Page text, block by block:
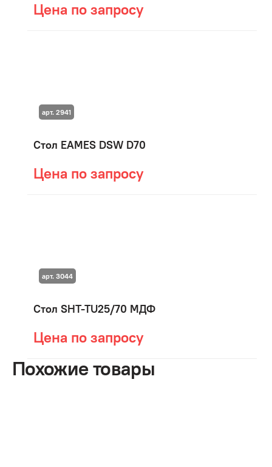
Цена по запросу
Стол EAMES DSW D70
Цена по запросу
арт. 2941
Стол SHT-TU25/70 МДФ
Цена по запросу
арт. 3044
Похожие товары